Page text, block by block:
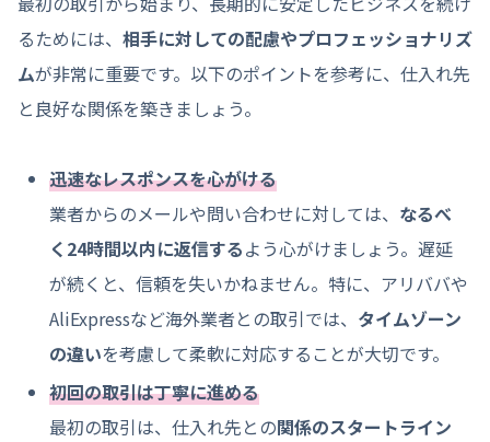
るためには、 相手に対しての配慮やプロフェッショナリズ
ムが非常に重要です。以下のポイントを参考に、仕入れ先
と良好な関係を築きましょう。
迅速なレスポンスを心がける
業者からのメールや問い合わせに対しては、 なるべ
く24時間以内に返信するよう心がけましょう。遅延
が続くと、信頼を失いかねません。特に、アリババや
AliExpressなど海外業者との取引では、 タイムゾーン
の違いを考慮して柔軟に対応することが大切です。
初回の取引は丁寧に進める
最初の取引は、仕入れ先との関係のスタートライン